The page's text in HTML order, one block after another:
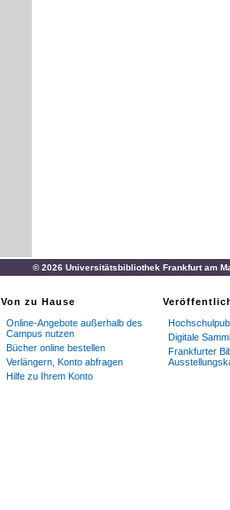
© 2026 Universitätsbibliothek Frankfurt am
Von zu Hause
Online-Angebote außerhalb des
Campus nutzen
Bücher online bestellen
Verlängern, Konto abfragen
Hilfe zu Ihrem Konto
Digitale
Frankfurter